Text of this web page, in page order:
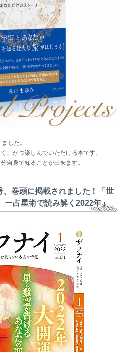
した。
、かつ楽しんでいただける本です。
自身で知ることが出来ます。
巻頭に掲載されました！「世
ー占星術で読み解く2022年」